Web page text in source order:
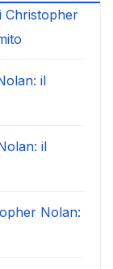
Christopher
il
il
Nolan: